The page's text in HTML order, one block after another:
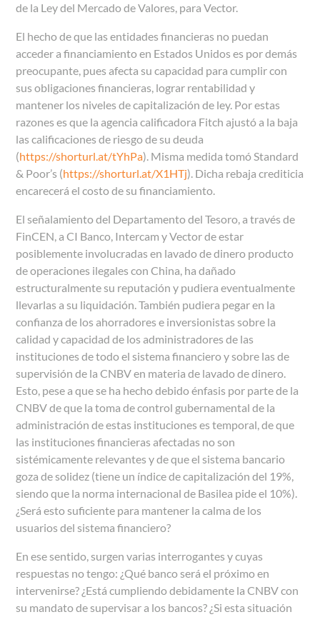
de la Ley del Mercado de Valores, para Vector.
El hecho de que las entidades financieras no puedan
acceder a financiamiento en Estados Unidos es por demás
preocupante, pues afecta su capacidad para cumplir con
sus obligaciones financieras, lograr rentabilidad y
mantener los niveles de capitalización de ley. Por estas
razones es que la agencia calificadora Fitch ajustó a la baja
las calificaciones de riesgo de su deuda
(https://shorturl.at/tYhPa). Misma medida tomó Standard
& Poor’s (https://shorturl.at/X1HTj). Dicha rebaja crediticia
encarecerá el costo de su financiamiento.
El señalamiento del Departamento del Tesoro, a través de
FinCEN, a CI Banco, Intercam y Vector de estar
posiblemente involucradas en lavado de dinero producto
de operaciones ilegales con China, ha dañado
estructuralmente su reputación y pudiera eventualmente
llevarlas a su liquidación. También pudiera pegar en la
confianza de los ahorradores e inversionistas sobre la
calidad y capacidad de los administradores de las
instituciones de todo el sistema financiero y sobre las de
supervisión de la CNBV en materia de lavado de dinero.
Esto, pese a que se ha hecho debido énfasis por parte de la
CNBV de que la toma de control gubernamental de la
administración de estas instituciones es temporal, de que
las instituciones financieras afectadas no son
sistémicamente relevantes y de que el sistema bancario
goza de solidez (tiene un índice de capitalización del 19%,
siendo que la norma internacional de Basilea pide el 10%).
¿Será esto suficiente para mantener la calma de los
usuarios del sistema financiero?
En ese sentido, surgen varias interrogantes y cuyas
respuestas no tengo: ¿Qué banco será el próximo en
intervenirse? ¿Está cumpliendo debidamente la CNBV con
su mandato de supervisar a los bancos? ¿Si esta situación